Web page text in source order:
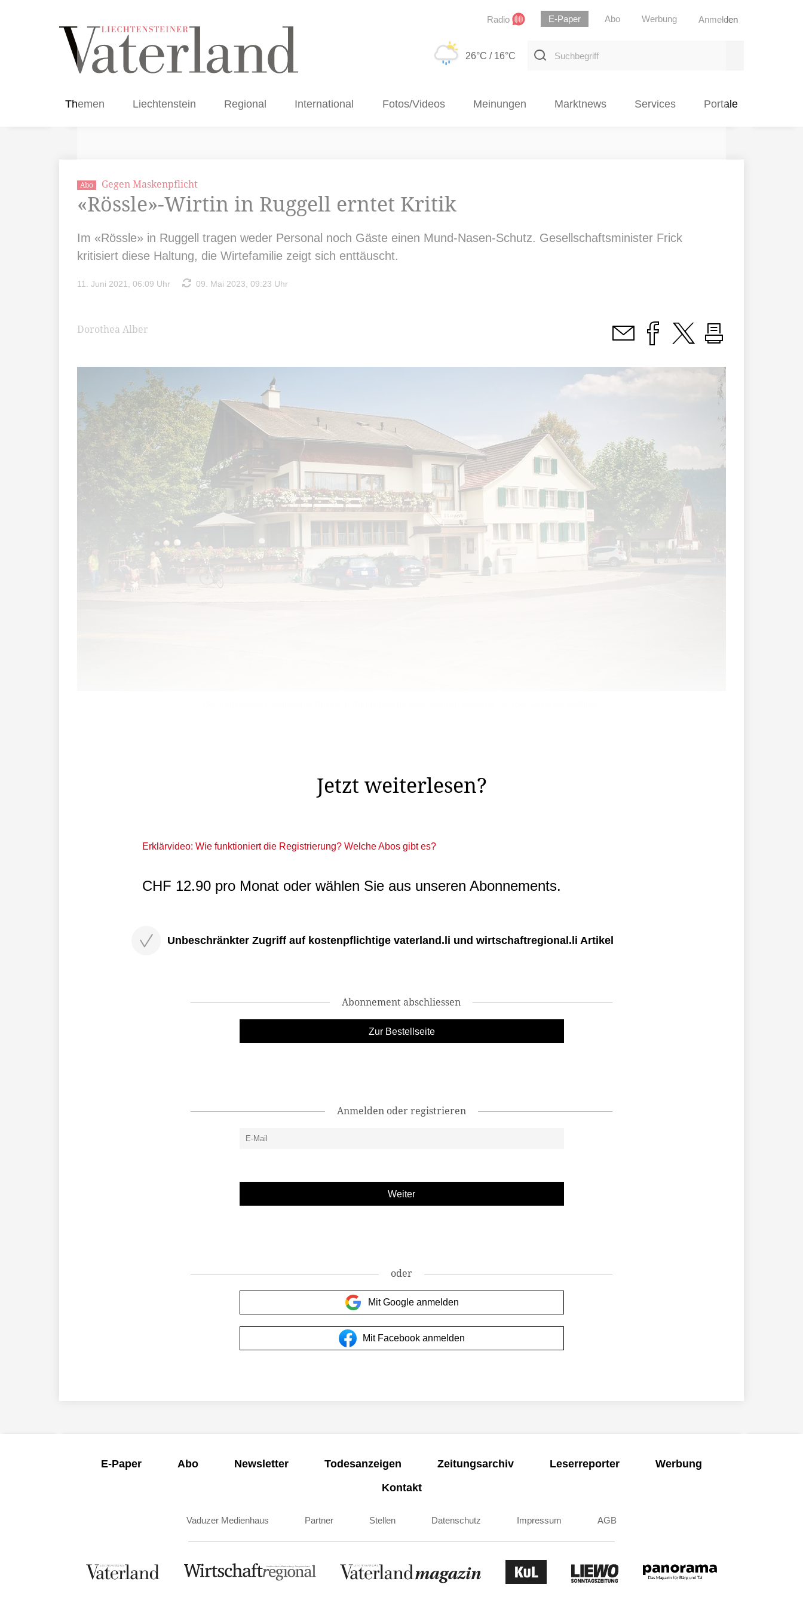
Radio E-Paper Abo Werbung Anmelden
26°C / 16°C
Suchbegriff
Themen Liechtenstein Regional International Fotos/Videos Meinungen Marktnews Services Portale
Abo Gegen Maskenpflicht
«Rössle»-Wirtin in Ruggell erntet Kritik
Im «Rössle» in Ruggell tragen weder Personal noch Gäste einen Mund-Nasen-Schutz. Gesellschaftsminister Frick
kritisiert diese Haltung, die Wirtefamilie zeigt sich enttäuscht.
11. Juni 2021, 06:09 Uhr 09. Mai 2023, 09:23 Uhr
Dorothea Alber
Jetzt weiterlesen?
Erklärvideo: Wie funktioniert die Registrierung? Welche Abos gibt es?
CHF 12.90 pro Monat oder wählen Sie aus unseren Abonnements.
Unbeschränkter Zugriff auf kostenpflichtige vaterland.li und wirtschaftregional.li Artikel
Abonnement abschliessen
Zur Bestellseite
Anmelden oder registrieren
oder
Mit Google anmelden
Mit Facebook anmelden
E-Paper Abo Newsletter Todesanzeigen Zeitungsarchiv Leserreporter
Werbung
Kontakt
Vaduzer Medienhaus Partner Stellen Datenschutz Impressum AGB